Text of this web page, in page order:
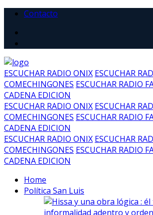
Contacto
ESCUCHAR RADIO ONIX ESCUCHAR
COMECHINGONES ESCUCHAR RADIO
CADENA EDICION
ESCUCHAR RADIO ONIX ESCUCHAR
COMECHINGONES ESCUCHAR RADIO
CADENA EDICION
ESCUCHAR RADIO ONIX ESCUCHAR
COMECHINGONES ESCUCHAR RADIO
CADENA EDICION
Home
Política San Luis